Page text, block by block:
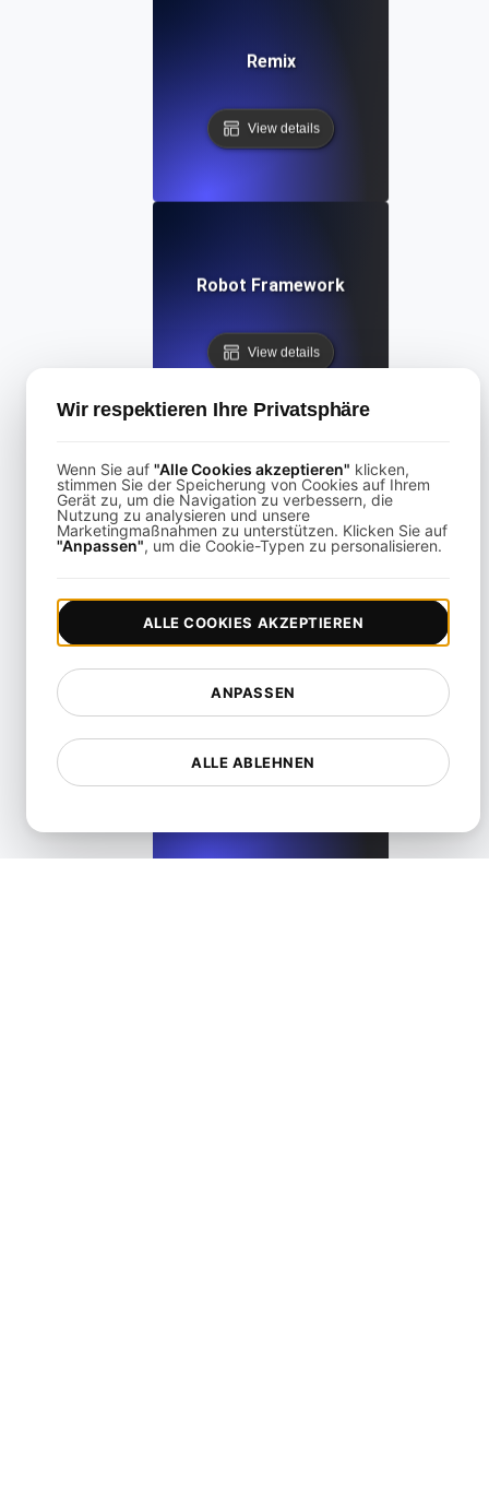
Remix
View details
Robot Framework
View details
SoapUI
Wir respektieren Ihre Privatsphäre
Wenn Sie auf "Alle Cookies akzeptieren" klicken,
stimmen Sie der Speicherung von Cookies auf Ihrem
Gerät zu, um die Navigation zu verbessern, die
Nutzung zu analysieren und unsere
Marketingmaßnahmen zu unterstützen. Klicken Sie auf
"Anpassen", um die Cookie-Typen zu personalisieren.
ALLE ABLEHNEN
ANPASSEN
ALLE COOKIES AKZEPTIEREN